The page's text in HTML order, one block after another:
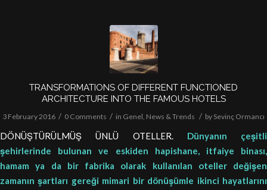
TRANSFORMATIONS OF DIFFERENT FUNCTIONED
ARCHITECTURE INTO THE FAMOUS HOTELS
3 February 2016 / 0 Comments / in Genel, News & Trends / by Sevinç Ormancı
DÖNÜŞTÜRÜLMÜŞ ÜNLÜ OTELLER. Dünyanın çeşitli
şehirlerinde bulunan ve eskiden hapishane, itfaiye binası,
hamam ya da bir fabrika olarak kullanılan oteller değişen
zamanın şartları gereği mimari bir dönüşümle ikinci hayatlarını